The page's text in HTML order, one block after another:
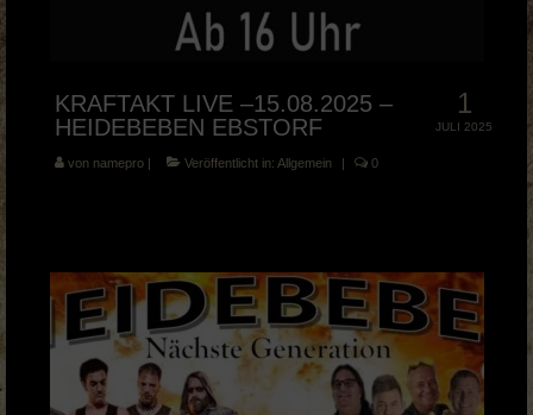
1
JULI 2025
KRAFTAKT LIVE –15.08.2025 –
HEIDEBEBEN EBSTORF
von namepro | Veröffentlicht in: Allgemein | 0